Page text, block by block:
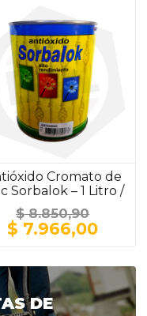
era:
$ 43.693,30.
Cromato de
Sorbalok – 1 Litro /
GRIS
$8.850,90
El
precio
era:
$ 8.850,90.
$ 7.966,00El
es:
$
DE